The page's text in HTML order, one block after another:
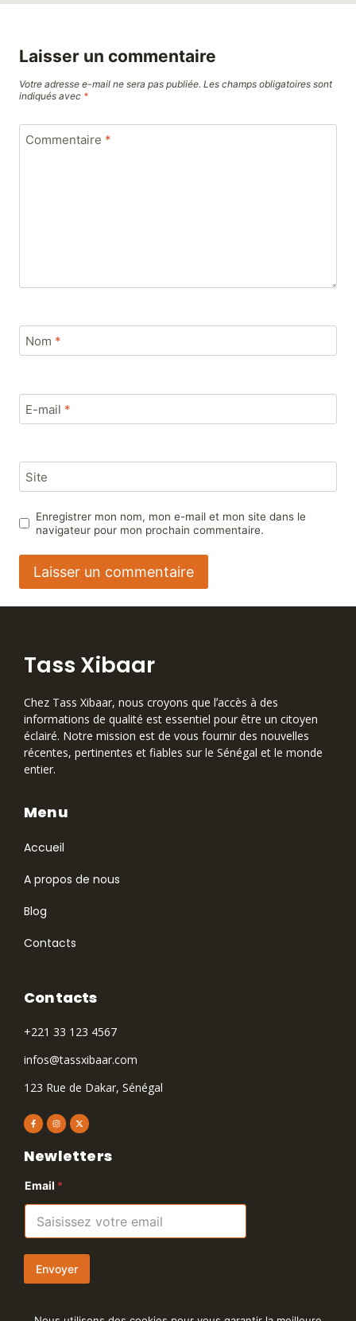
Laisser un commentaire
Votre adresse e-mail ne sera pas publiée. Les champs obligatoires sont
indiqués avec *
Commentaire *
Nom *
E-mail *
Site
Enregistrer mon nom, mon e-mail et mon site dans le
navigateur pour mon prochain commentaire.
Tass Xibaar
Chez Tass Xibaar, nous croyons que lʼaccès à des
informations de qualité est essentiel pour être un citoyen
éclairé. Notre mission est de vous fournir des nouvelles
récentes, pertinentes et fiables sur le Sénégal et le monde
entier.
Accueil
A propos de nous
Blog
Contacts
Menu
Contacts
+221 33 123 4567
infos@tassxibaar.com
123 Rue de Dakar, Sénégal
Newletters
Email *
Envoyer